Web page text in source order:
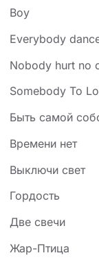
Boy
Everybody
Nobody hurt no
Somebody To
Быть самой
Времени нет
Выключи свет
Гордость
Две свечи
Жар-Птица